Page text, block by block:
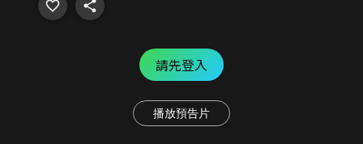
請先登入
播放預告片